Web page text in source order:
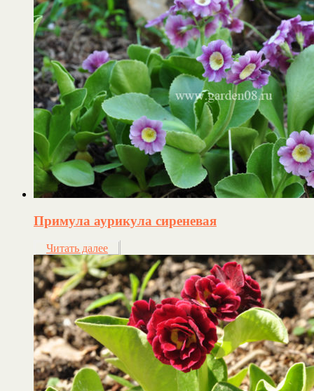
Примула аурикула сиреневая
Читать далее